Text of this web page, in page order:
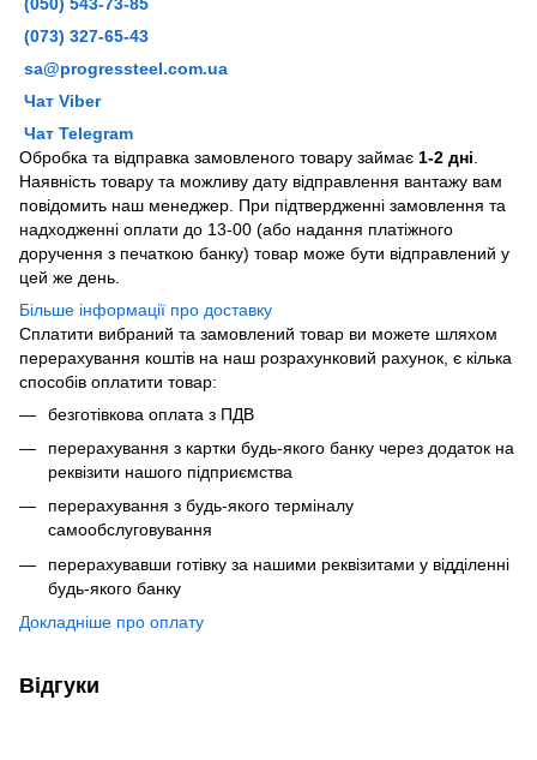
(073) 327-65-43
sa@progressteel.com.ua
Чат Viber
Чат Telegram
Обробка та відправка замовленого товару займає 1-2 дні
Наявність товару та можливу дату відправлення вантажу вам
повідомить наш менеджер. При підтвердженні замовлення та
надходженні оплати до 13-00 (або надання платіжного
доручення з печаткою банку) товар може бути відправлений у
цей же день.
Більше інформації про доставку
Сплатити вибраний та замовлений товар ви можете шляхом
перерахування коштів на наш розрахунковий рахунок, є кілька
способів оплатити товар:
безготівкова оплата з ПДВ
перерахування з картки будь-якого банку через додаток на
реквізити нашого підприємства
перерахування з будь-якого терміналу
самообслуговування
перерахувавши готівку за нашими реквізитами у відділенні
будь-якого банку
Докладніше про оплату
Відгуки